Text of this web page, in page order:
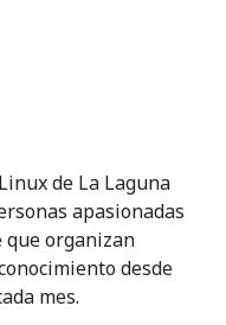
de La Laguna
apasionadas
organizan
desde
mes.